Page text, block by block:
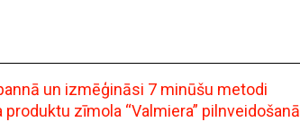
un izmēģināsi 7 minūšu metodi
zīmola “Valmiera” pilnveidošanā